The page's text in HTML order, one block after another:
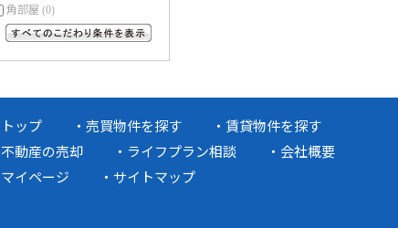
角部屋 (0)
トップ 売買物件を探す
賃貸物件を探す
不動産の売却
ライフプラン相談
会社概要
マイページ
サイトマップ